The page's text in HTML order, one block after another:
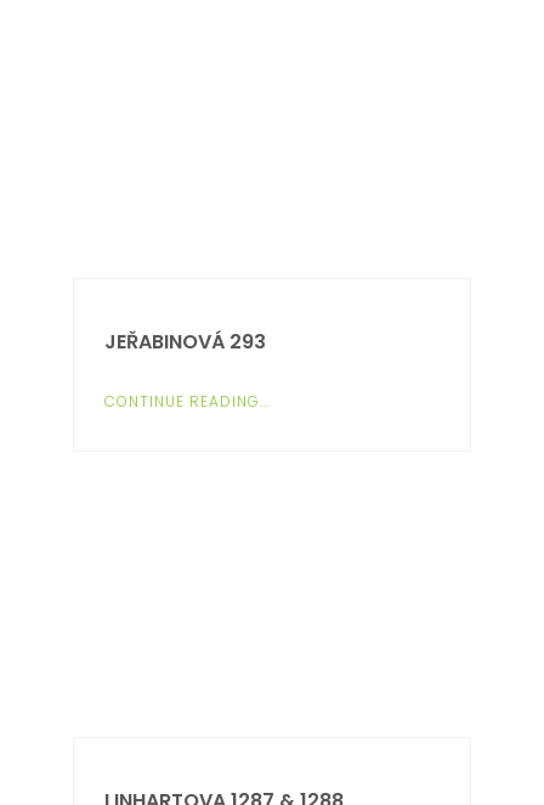
JEŘABINOVÁ 293
CONTINUE READING...